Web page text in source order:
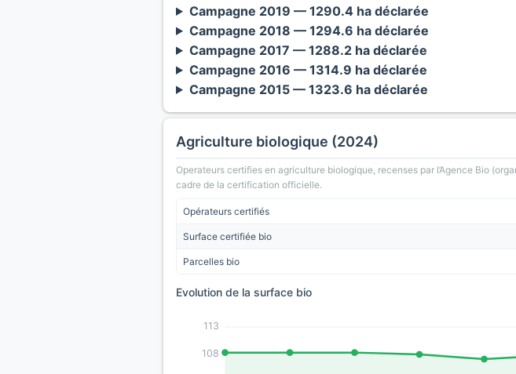
Campagne 2019 — 1290.4 ha déclarée
Campagne 2018 — 1294.6 ha déclarée
Campagne 2017 — 1288.2 ha déclarée
Campagne 2016 — 1314.9 ha déclarée
Campagne 2015 — 1323.6 ha déclarée
Agriculture biologique (2024)
Operateurs certifies en agriculture biologique, recenses par l’Agence Bio
cadre de la certification officielle.
Opérateurs certifiés
Surface certifiée bio
Parcelles bio
Evolution de la surface bio
108
113